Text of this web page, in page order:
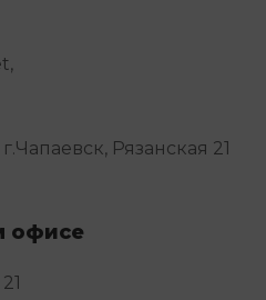
Рязанская 21
офисе